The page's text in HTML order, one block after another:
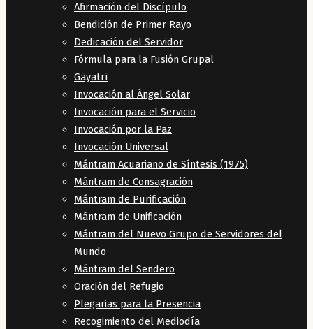
Afirmación del Discípulo
Bendición de Primer Rayo
Dedicación del Servidor
Fórmula para la Fusión Grupal
Gāyatrī
Invocación al Ángel Solar
Invocación para el Servicio
Invocación por la Paz
Invocación Universal
Mántram Acuariano de Síntesis (1975)
Mántram de Consagración
Mántram de Purificación
Mántram de Unificación
Mántram del Nuevo Grupo de Servidores del
Mundo
Mántram del Sendero
Oración del Refugio
Plegarias para la Presencia
Recogimiento del Mediodía